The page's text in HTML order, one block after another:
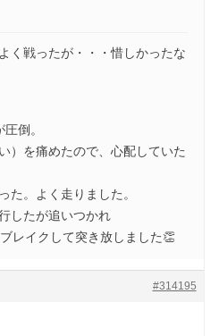
く戦ったが・・・惜しかったな
倒。
）を痛めたので、心配していた
た。よく走りました。
したが追いつかれ
レイクして突き放しました👏
#314195